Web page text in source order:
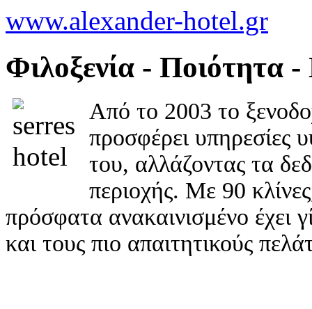
www.alexander-hotel.gr
Φιλοξενία - Ποιότητα -
Από το 2003 το
προσφέρει υπηρεσίες
του, αλλάζοντας τα
περιοχής. Με 90
πρόσφατα ανακαινισμένο έχει
και τους πιο απαιτητικούς